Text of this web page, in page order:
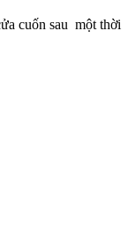
cuốn sau một thời